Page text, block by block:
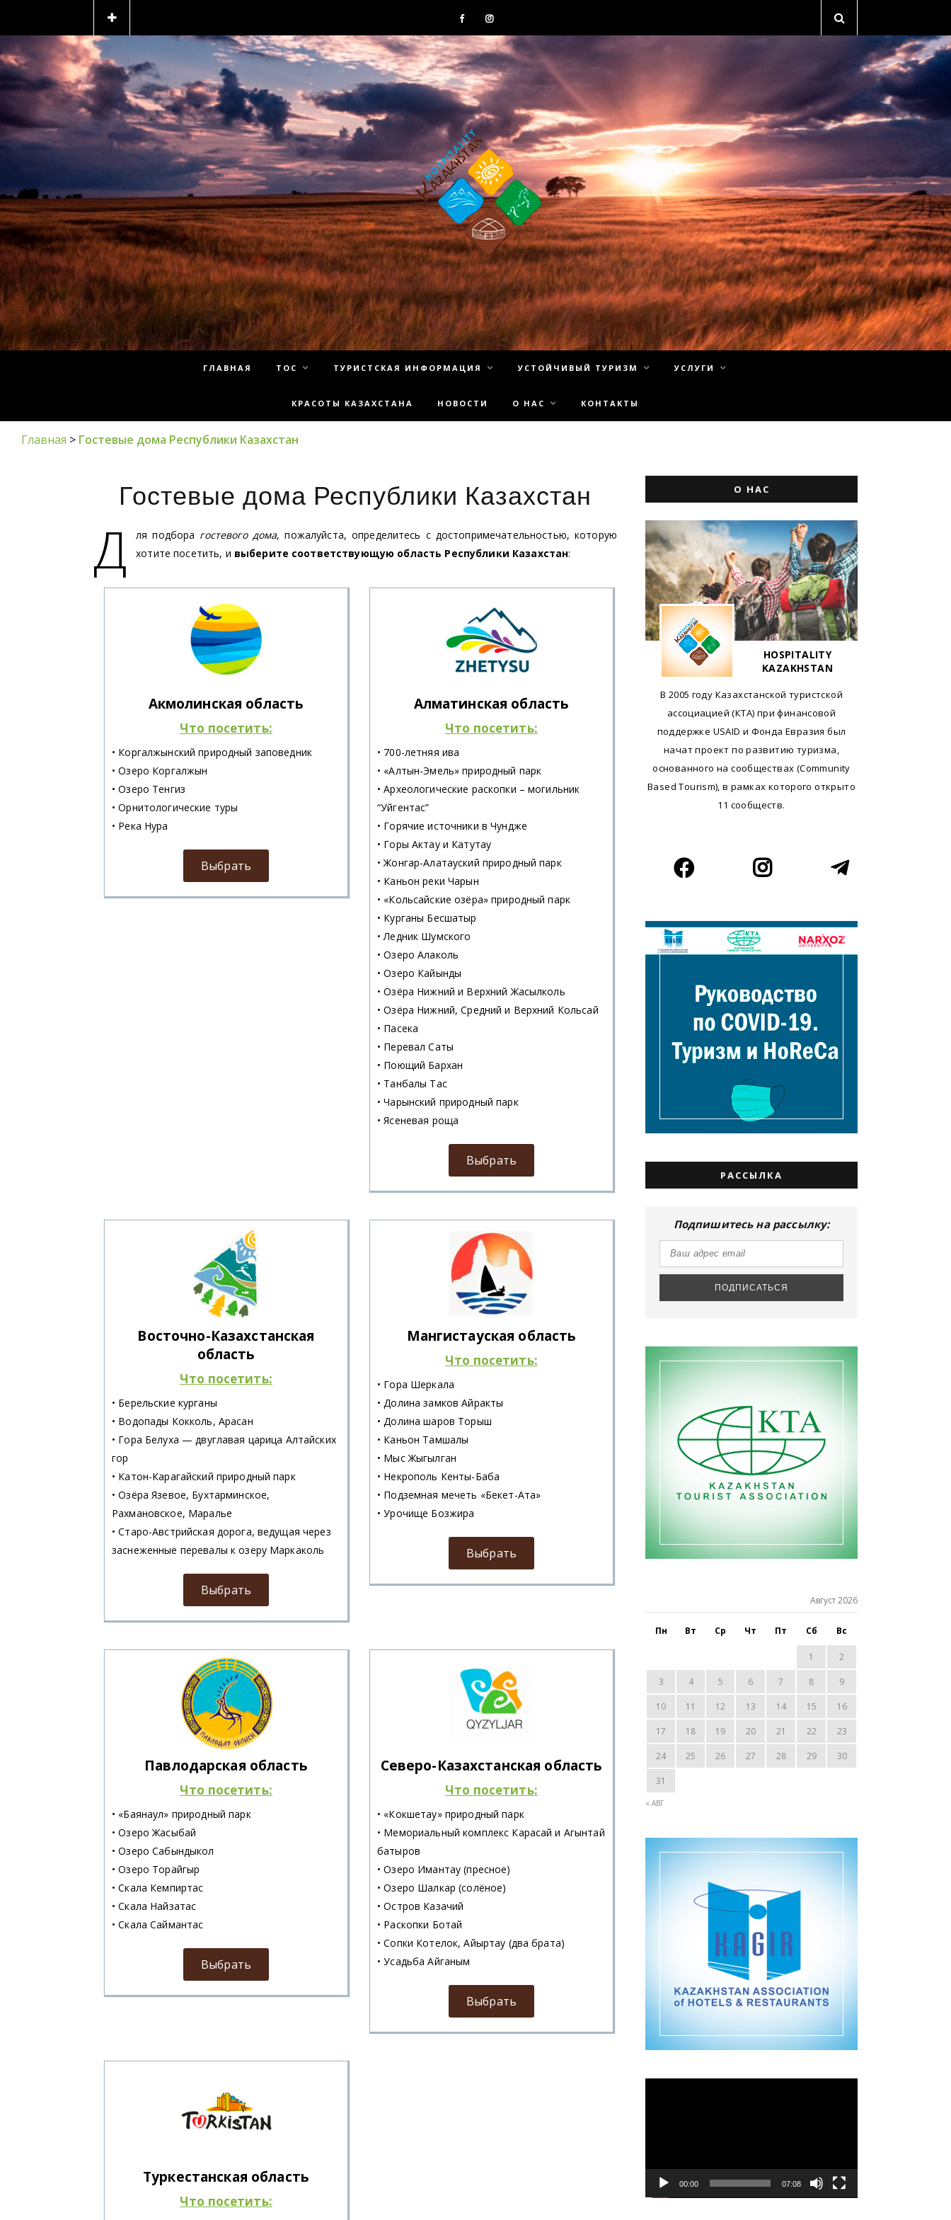
ГЛАВНАЯ ТОС ТУРИСТСКАЯ ИНФОРМАЦИЯ УСТОЙЧИВЫЙ ТУРИЗМ УСЛУГИ
КРАСОТЫ КАЗАХСТАНА НОВОСТИ О НАС КОНТАКТЫ
Главная > Гостевые дома Республики Казахстан
Гостевые дома Республики Казахстан
Д ля подбора гостевого дома, пожалуйста, определитесь с достопримечательностью, которую
хотите посетить, и выберите соответствующую область Республики Казахстан:
Акмолинская область
Что посетить:
• Коргалжынский природный заповедник
• Озеро Коргалжын
• Озеро Тенгиз
• Орнитологические туры
• Река Нура
Выбрать
Алматинская область
Что посетить:
• 700-летняя ива
• «Алтын-Эмель» природный парк
• Археологические раскопки – могильник
“Уйгентас”
• Горячие источники в Чундже
• Горы Актау и Катутау
• Жонгар-Алатауский природный парк
• Каньон реки Чарын
• «Кольсайские озёра» природный парк
• Курганы Бесшатыр
• Ледник Шумского
• Озеро Алаколь
• Озеро Кайынды
• Озёра Нижний и Верхний Жасылколь
• Озёра Нижний, Средний и Верхний Кольсай
• Пасека
• Перевал Саты
• Поющий Бархан
• Танбалы Тас
• Чарынский природный парк
• Ясеневая роща
Выбрать
Восточно-Казахстанская
область
Что посетить:
• Берельские курганы
• Водопады Кокколь, Арасан
• Гора Белуха — двуглавая царица Алтайских
гор
• Катон-Карагайский природный парк
• Озёра Язевое, Бухтарминское,
Рахмановское, Маралье
• Старо-Австрийская дорога, ведущая через
заснеженные перевалы к озеру Маркаколь
Выбрать
Мангистауская область
Что посетить:
• Гора Шеркала
• Долина замков Айракты
• Долина шаров Торыш
• Каньон Тамшалы
• Мыс Жыгылган
• Некрополь Кенты-Баба
• Подземная мечеть «Бекет-Ата»
• Урочище Бозжира
Выбрать
Павлодарская область
Что посетить:
• «Баянаул» природный парк
• Озеро Жасыбай
• Озеро Сабындыкол
• Озеро Торайгыр
• Скала Кемпиртас
• Скала Найзатас
• Скала Саймантас
Выбрать
Северо-Казахстанская область
Что посетить:
• «Кокшетау» природный парк
• Мемориальный комплекс Карасай и Агынтай
батыров
• Озеро Имантау (пресное)
• Озеро Шалкар (солёное)
• Остров Казачий
• Раскопки Ботай
• Сопки Котелок, Айыртау (два брата)
• Усадьба Айганым
Выбрать
Туркестанская область
Что посетить:
О НАС
HOSPITALITY
KAZAKHSTAN
В 2005 году Казахстанской туристской
ассоциацией (КТА) при финансовой
поддержке USAID и Фонда Евразия был
начат проект по развитию туризма,
основанного на сообществах (Community
Based Tourism), в рамках которого открыто
11 сообществ.
РАССЫЛКА
Подпишитесь на рассылку:
Август 2026
Пн Вт Ср Чт Пт Сб Вс
1 2
3 4 5 6 7 8 9
10 11 12 13 14 15 16
17 18 19 20 21 22 23
24 25 26 27 28 29 30
31
« АВГ
00:00 07:08